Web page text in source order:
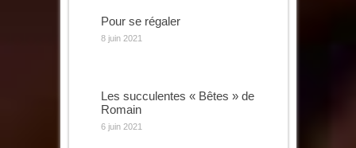
Pour se régaler
8 juin 2021
Les succulentes « Bêtes » de
Romain
6 juin 2021